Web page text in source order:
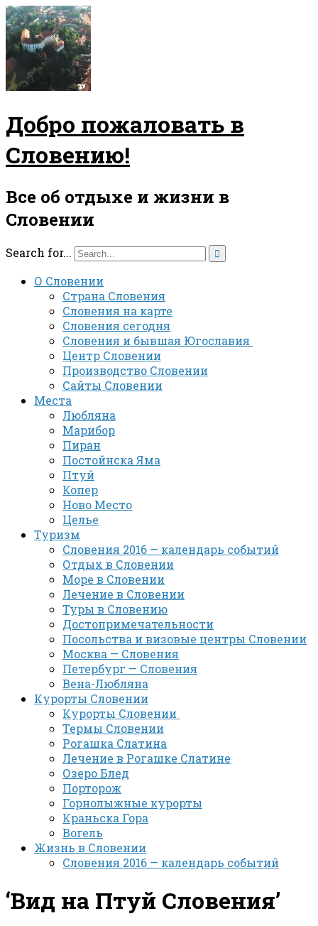
Добро пожаловать в
Словению!
Все об отдыхе и жизни в
Словении
Search for... 
О Словении
Страна Словения
Словения на карте
Словения сегодня
Словения и бывшая Югославия
Центр Словении
Производство Словении
Сайты Словении
Места
Любляна
Марибор
Пиран
Постойнска Яма
Птуй
Копер
Ново Место
Целье
Туризм
Словения 2016 — календарь событий
Отдых в Словении
Море в Словении
Лечение в Словении
Туры в Словению
Достопримечательности
Посольства и визовые центры Словении
Москва — Словения
Петербург — Словения
Вена-Любляна
Курорты Словении
Курорты Словении
Термы Словении
Рогашка Слатина
Лечение в Рогашке Слатине
Озеро Блед
Порторож
Горнолыжные курорты
Краньска Гора
Вогель
Жизнь в Словении
Словения 2016 — календарь событий
‘Вид на Птуй Словения’